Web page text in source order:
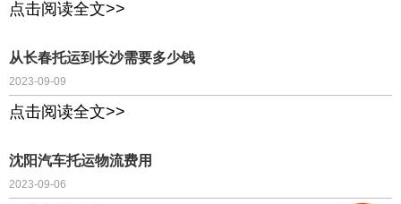
点击阅读全文>>
从长春托运到长沙需要多少钱
2023-09-09
点击阅读全文>>
沈阳汽车托运物流费用
2023-09-06